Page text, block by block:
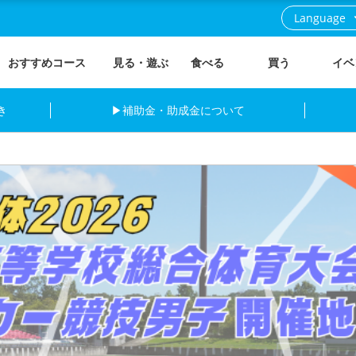
Language
おすすめコース 見る・遊ぶ 食べる 買う イ
▶補助金・助成金について